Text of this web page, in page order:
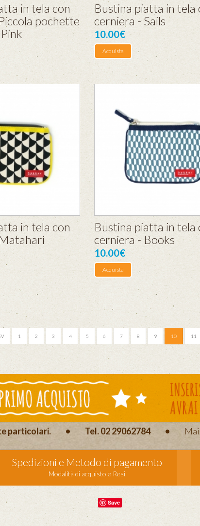
in tela con
pochette
Bustina piatta in tela
cerniera - Sails
10.00€
Acquista
in tela con
Bustina piatta in tela
cerniera - Books
10.00€
Acquista
1 2 3 4 5 6 7 8 9 10 11
particolari. • Tel. 02 29062784 •
Spedizioni e Metodo di pagamento
Modalità di acquisto e Resi
Save